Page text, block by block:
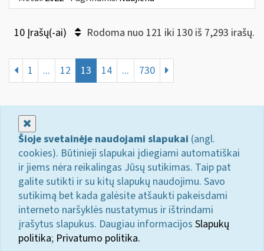
10 Įrašų(-ai) Rodoma nuo 121 iki 130 iš 7,293 irašų.
1 ... 12 13 14 ... 730
Šioje svetainėje naudojami slapukai (angl.
cookies). Būtinieji slapukai įdiegiami automatiškai
ir jiems nėra reikalingas Jūsų sutikimas. Taip pat
galite sutikti ir su kitų slapukų naudojimu. Savo
sutikimą bet kada galėsite atšaukti pakeisdami
interneto naršyklės nustatymus ir ištrindami
įrašytus slapukus. Daugiau informacijos Slapukų
politika; Privatumo politika.